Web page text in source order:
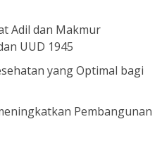
Adil dan Makmur
UUD 1945
yang Optimal bagi
Pembangunan